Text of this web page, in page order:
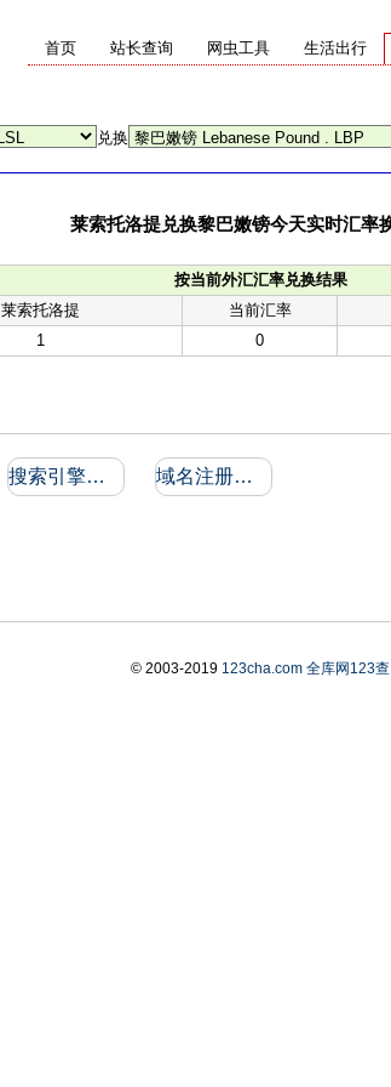
首页 站长查询 网虫工具 生活出行
兑换
莱索托洛提兑换黎巴嫩镑今天实时汇率
按当前外汇汇率兑换结果
莱索托洛提
当前汇率
1
0
搜索引擎收录和反向链接 域名注册信息
© 2003-2019 123cha.com 全库网123查